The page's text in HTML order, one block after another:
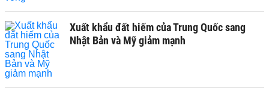
Xuất khẩu đất hiếm của Trung Quốc sang
Nhật Bản và Mỹ giảm mạnh